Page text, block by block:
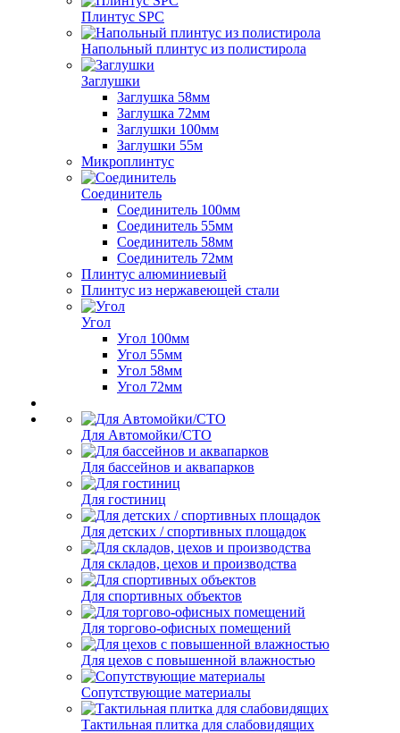
Плинтус SPC
Напольный плинтус из полистирола
Заглушки
Заглушка 58мм
Заглушка 72мм
Заглушки 100мм
Заглушки 55м
Микроплинтус
Соединитель
Соединитель 100мм
Соединитель 55мм
Соединитель 58мм
Соединитель 72мм
Плинтус алюминиевый
Плинтус из нержавеющей стали
Угол
Угол 100мм
Угол 55мм
Угол 58мм
Угол 72мм
Для Автомойки/СТО
Для бассейнов и аквапарков
Для гостиниц
Для детских / спортивных площадок
Для складов, цехов и производства
Для спортивных объектов
Для торгово-офисных помещений
Для цехов с повышенной влажностью
Сопутствующие материалы
Тактильная плитка для слабовидящих